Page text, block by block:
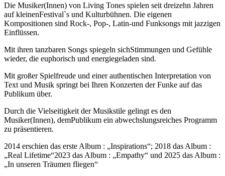
Die Musiker(Innen) von Living Tones spielen seit dreizehn Jahren
auf kleinenFestival`s und Kulturbühnen. Die eigenen
Kompositionen sind Rock-, Pop-, Latin-und Funksongs mit jazzigen
Einflüssen.
Mit ihren tanzbaren Songs spiegeln sichStimmungen und Gefühle
wieder, die euphorisch und energiegeladen sind.
Mit großer Spielfreude und einer authentischen Interpretation von
Text und Musik springt bei Ihren Konzerten der Funke auf das
Publikum über.
Durch die Vielseitigkeit der Musikstile gelingt es den
Musiker(Innen), demPublikum ein abwechslungsreiches Programm
zu präsentieren.
2014 erschien das erste Album : „Inspirations“; 2018 das Album :
„Real Lifetime“2023 das Album : „Empathy“ und 2025 das Album :
„In unseren Träumen fliegen“